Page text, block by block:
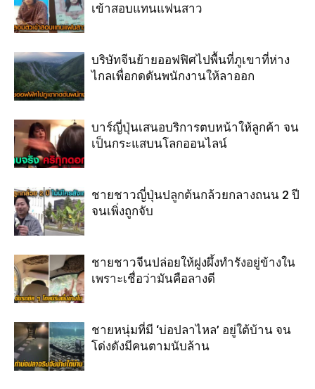
เข้าสอบแทนแฟนสาว
บริษัทจีนย้ายออฟฟิศไปพื้นที่ภูเขาที่ห่าง
ไกลเพื่อกดดันพนักงานให้ลาออก
บาร์ญี่ปุ่นเสนอบริการตบหน้าให้ลูกค้า จน
เป็นกระแสบนโลกออนไลน์
ชายชาวญี่ปุ่นปลูกต้นกล้วยกลางถนน 2 ปี
จนเพิ่งถูกจับ
ชายชาวจีนปล่อยให้ฝูงผึ้งทำรังอยู่ข้างใน
เพราะเชื่อว่ามันคือลางดี
ชายหนุ่มที่มี ‘บ่อปลาไหล’ อยู่ใต้บ้าน จน
โด่งดังมีคนตามนับล้าน